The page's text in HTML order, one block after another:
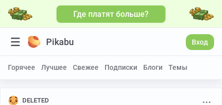
Где платят больше?
Pikabu Вход
Горячее Лучшее Свежее Подписки Блоги Темы
DELETED